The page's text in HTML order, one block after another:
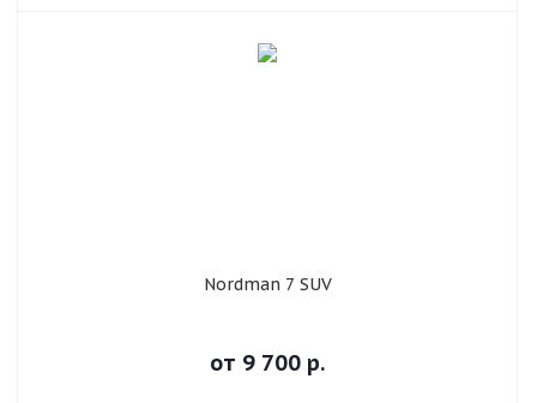
Nordman 7 SUV
от 9 700 р.